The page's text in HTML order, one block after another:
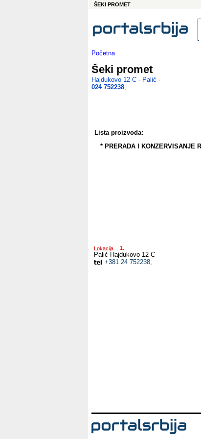
ŠEKI PROMET
Početna
Šeki promet
Lista proizvoda:
* PRERADA I KONZERVISANJE
Hajdukovo 12 C - Palić -
024 752238;
Lokacija
Palić Hajdukovo 12 C
+381 24 752238;